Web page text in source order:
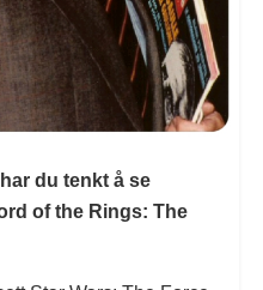
du tenkt å se
of the Rings: The